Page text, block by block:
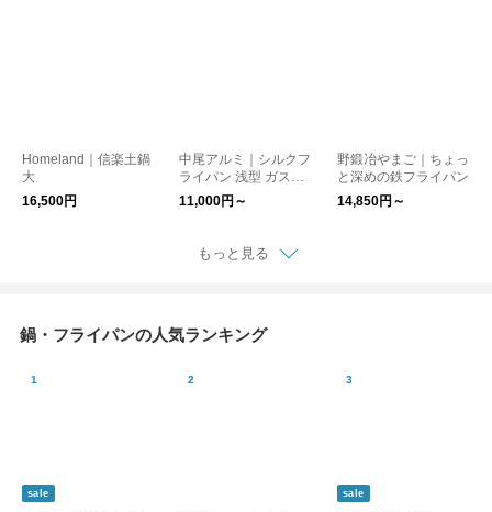
Homeland｜信楽土鍋
大
16,500円
中尾アルミ｜シルクフ
ライパン 浅型 ガス火
用［新生活］
11,000円～
野鍛冶やまご｜ちょっ
と深めの鉄フライパン
14,850円～
もっと見る
鍋・フライパンの人気ランキング
sale sale